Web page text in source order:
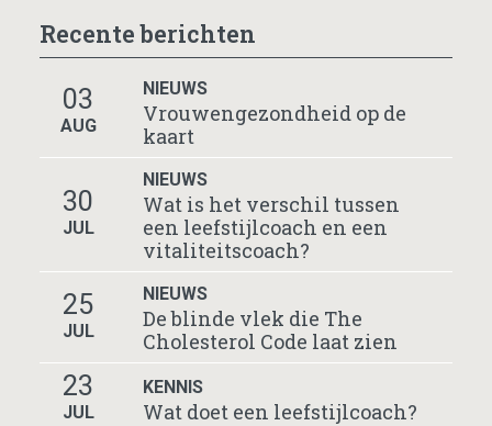
Recente berichten
03
AUG
NIEUWS
Vrouwengezondheid op de
kaart
30
JUL
NIEUWS
Wat is het verschil tussen
een leefstijlcoach en een
vitaliteitscoach?
25
JUL
NIEUWS
De blinde vlek die The
Cholesterol Code laat zien
23
JUL
KENNIS
Wat doet een leefstijlcoach?